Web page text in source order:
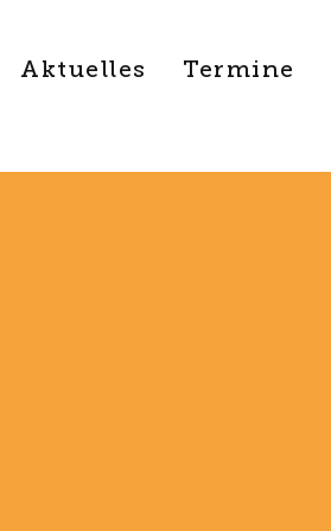
Aktuelles Termine